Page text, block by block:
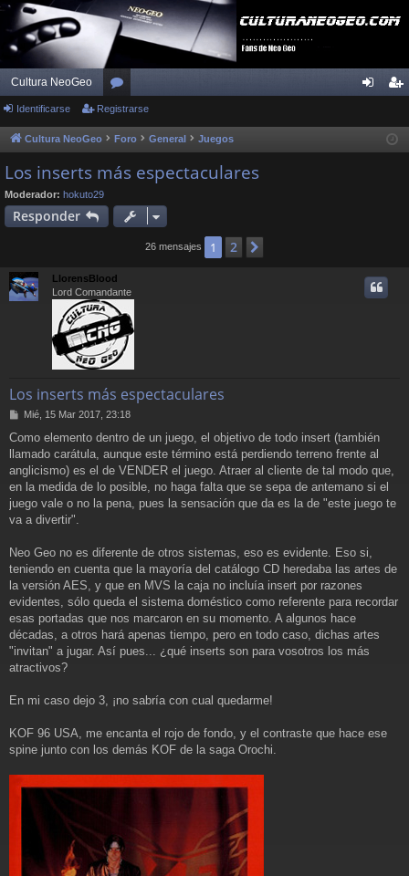
Cultura NeoGeo
or
os ist
Identificarse Registrarse
Cultura NeoGeo Foro General Juegos
Los inserts más espectaculares
Moderador: hokuto29
Responder
26 mensajes 1 2
LlorensBlood
Lord Comandante
Los inserts más espectaculares
M
n
s
a
Mié, 15 Mar 2017, 23:18
Como elemento dentro de un juego, el objetivo de todo insert (también
llamado carátula, aunque este término está perdiendo terreno frente al
anglicismo) es el de VENDER el juego. Atraer al cliente de tal modo que,
en la medida de lo posible, no haga falta que se sepa de antemano si el
juego vale o no la pena, pues la sensación que da es la de "este juego te
va a divertir".
Neo Geo no es diferente de otros sistemas, eso es evidente. Eso si,
teniendo en cuenta que la mayoría del catálogo CD heredaba las artes de
la versión AES, y que en MVS la caja no incluía insert por razones
evidentes, sólo queda el sistema doméstico como referente para recordar
esas portadas que nos marcaron en su momento. A algunos hace
décadas, a otros hará apenas tiempo, pero en todo caso, dichas artes
"invitan" a jugar. Así pues... ¿qué inserts son para vosotros los más
atractivos?
En mi caso dejo 3, ¡no sabría con cual quedarme!
KOF 96 USA, me encanta el rojo de fondo, y el contraste que hace ese
spine junto con los demás KOF de la saga Orochi.